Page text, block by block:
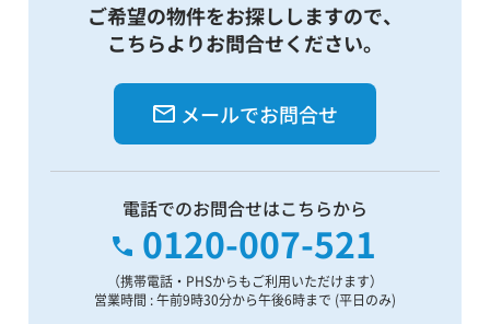
ご希望の物件をお探ししますので、
こちらよりお問合せください。
メールでお問合せ
電話でのお問合せはこちらから
0120-007-521
（携帯電話・PHSからもご利用いただけます）
営業時間 : 午前9時30分から午後6時まで (平日のみ)